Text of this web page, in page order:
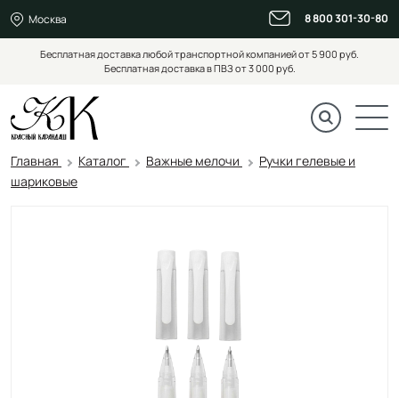
Москва 8 800 301-30-80
Бесплатная доставка любой транспортной компанией от 5 900 руб.
Бесплатная доставка в ПВЗ от 3 000 руб.
Главная Каталог Важные мелочи
Ручки гелевые и
шариковые